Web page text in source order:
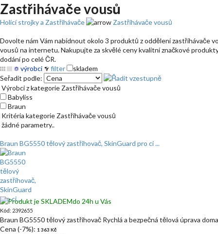
Zastřihávače vousů
Holící strojky a Zastřihávače Zastřihávače vousů
Dovolte nám Vám nabídnout okolo 3 produktů z oddělení zastřihávače
vousů na internetu. Nakupujte za skvělé ceny kvalitní značkové
dodání po celé ČR.
výrobci
filter
skladem
Seřadit podle:
Výrobci z kategorie Zastřihávače vousů
Babyliss
Braun
Kritéria kategorie Zastřihávače vousů
žádné parametry..
Braun BG5550 tělový zastřihovač, SkinGuard pro ci ...
do 24h u Vás
Kód: 2392655
Braun BG5550 tělový zastřihovač Rychlá a bezpečná tělová úprava
Cena (-7%): 1 363 Kč